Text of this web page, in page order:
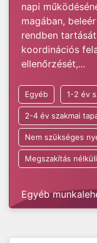
napi
magában,
rendben
koordinációs
ellenőrzését,...
Egyéb 1-2 év
2-4 év szakmai
Nem szükséges
Megszakítás
Egyéb